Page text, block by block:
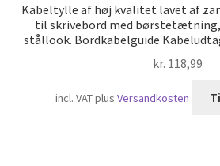
Kabeltylle af høj kvalitet lavet af
til skrivebord med
stållook. Bordkabelguide
kr. 118,99
incl. VATplusVersandkosten